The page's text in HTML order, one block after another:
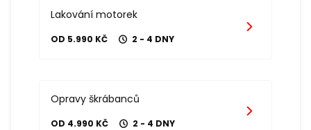
Lakování motorek
OD 5.990 KČ 2 - 4 DNY
Opravy škrábanců
OD 4.990 KČ 2 - 4 DNY